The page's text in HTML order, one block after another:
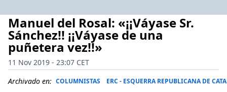
Manuel del Rosal: «¡¡Váyase Sr.
Sánchez!! ¡¡Váyase de una
puñetera vez!!»
11 Nov 2019 - 23:07 CET
Archivado en: COLUMNISTAS ERC - ESQUERRA REPUBLICANA DE